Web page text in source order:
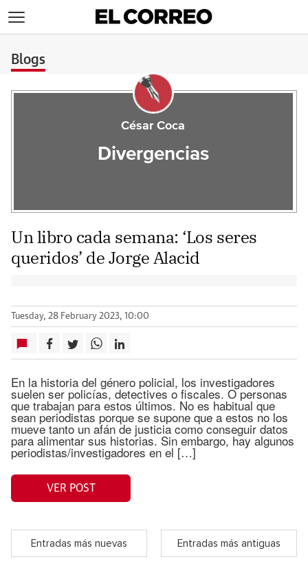
Blogs
César Coca
Divergencias
Un libro cada semana: ‘Los seres
queridos’ de Jorge Alacid
Tuesday, 28 February 2023, 10:00
En la historia del género policial, los investigadores
suelen ser policías, detectives o fiscales. O personas
que trabajan para estos últimos. No es habitual que
sean periodistas porque se supone que a estos no los
mueve tanto un afán de justicia como conseguir datos
para alimentar sus historias. Sin embargo, hay algunos
periodistas/investigadores en el […]
VER POST
Entradas más nuevas Entradas más antiguas